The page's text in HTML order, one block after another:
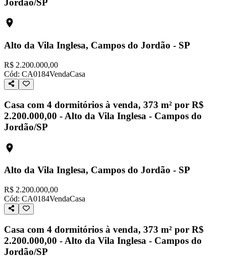
Jordão/SP
Alto da Vila Inglesa, Campos do Jordão - SP
R$ 2.200.000,00
Cód: CA0184VendaCasa
Casa com 4 dormitórios à venda, 373 m² por R$
2.200.000,00 - Alto da Vila Inglesa - Campos do
Jordão/SP
Alto da Vila Inglesa, Campos do Jordão - SP
R$ 2.200.000,00
Cód: CA0184VendaCasa
Casa com 4 dormitórios à venda, 373 m² por R$
2.200.000,00 - Alto da Vila Inglesa - Campos do
Jordão/SP